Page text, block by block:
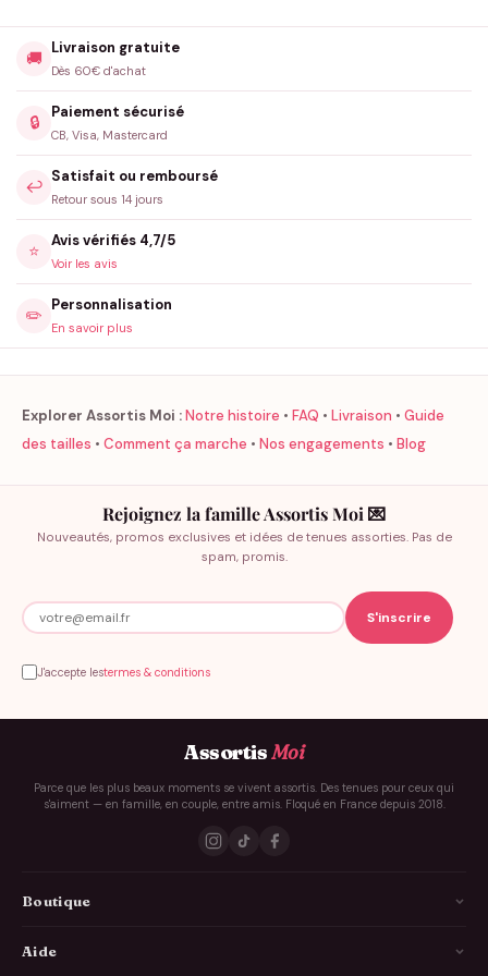
🚚
Livraison gratuite
Dès 60€ d'achat
🔒
Paiement sécurisé
CB, Visa, Mastercard
↩️
Satisfait ou remboursé
Retour sous 14 jours
⭐
Avis vérifiés 4,7/5
Voir les avis
✏️
Personnalisation
En savoir plus
Explorer Assortis Moi :Notre histoire • FAQ • Livraison • Guide
des tailles • Comment ça marche • Nos engagements • Blog
Rejoignez la famille Assortis Moi 💌
Nouveautés, promos exclusives et idées de tenues assorties. Pas de
spam, promis.
J'accepte lestermes & conditions
AssortisMoi
Parce que les plus beaux moments se vivent assortis. Des tenues pour ceux qui
s'aiment — en famille, en couple, entre amis. Floqué en France depuis 2018.
Boutique
Aide